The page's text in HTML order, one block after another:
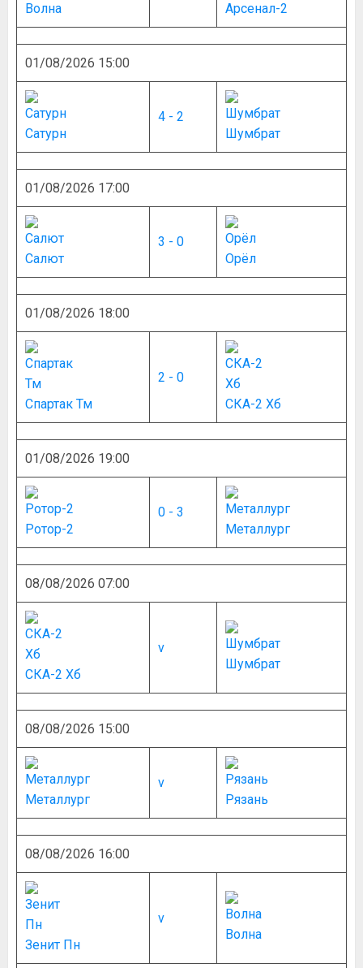
Волна Арсенал-2
01/08/2026 15:00
Сатурн
4 - 2
Шумбрат
01/08/2026 17:00
Салют
3 - 0
Орёл
01/08/2026 18:00
Спартак Тм
2 - 0
СКА-2 Хб
01/08/2026 19:00
Ротор-2
0 - 3
Металлург
08/08/2026 07:00
СКА-2 Хб
v
Шумбрат
08/08/2026 15:00
Металлург
v
Рязань
08/08/2026 16:00
Зенит Пн
v
Волна